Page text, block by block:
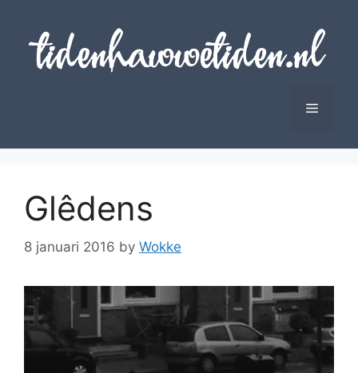
content
Menu
Glêdens
8 januari 2016 by Wokke